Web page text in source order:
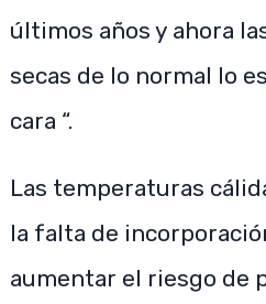
últimos años y ahora
secas de lo normal lo
cara “.
Las temperaturas
la falta de
aumentar el riesgo de